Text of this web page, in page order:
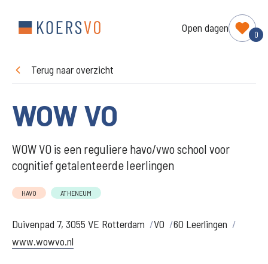
Open dagen
0
Terug naar overzicht
WOW VO
WOW VO is een reguliere havo/vwo school voor
cognitief getalenteerde leerlingen
HAVO ATHENEUM
Duivenpad 7, 3055 VE Rotterdam VO
60 Leerlingen
www.wowvo.nl